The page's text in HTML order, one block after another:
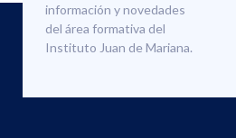
información y novedades
del área formativa del
Instituto Juan de Mariana.